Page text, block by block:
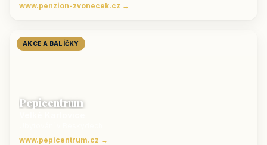
www.penzion-zvonecek.cz →
AKCE A BALÍČKY
Pepicentrum
www.pepicentrum.cz →